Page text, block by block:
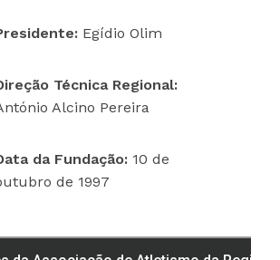
Egídio Olim
Técnica Regional:
Alcino Pereira
da Fundação: 10 de
de 1997